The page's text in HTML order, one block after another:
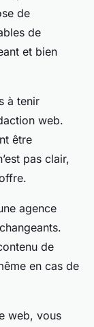
de
de
et bien
à tenir
web.
être
pas clair,
agence
de
en cas de
web, vous